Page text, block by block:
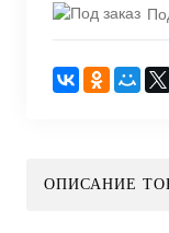
ОПИСАНИЕ